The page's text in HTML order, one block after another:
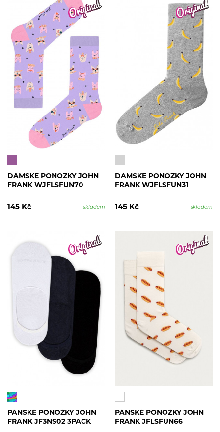
DÁMSKÉ PONOŽKY JOHN
FRANK WJFLSFUN70
145 Kč skladem
DÁMSKÉ PONOŽKY JOHN
FRANK WJFLSFUN31
145 Kč skladem
PÁNSKÉ PONOŽKY JOHN
FRANK JF3NS02 3PACK
PÁNSKÉ PONOŽKY JOHN
FRANK JFLSFUN66